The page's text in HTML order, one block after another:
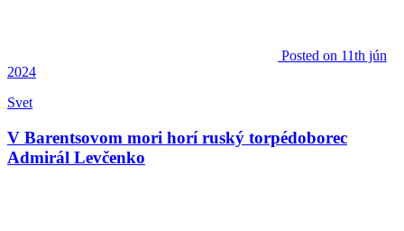
Posted on 11th jún
2024
Svet
V Barentsovom mori horí ruský torpédoborec
Admirál Levčenko